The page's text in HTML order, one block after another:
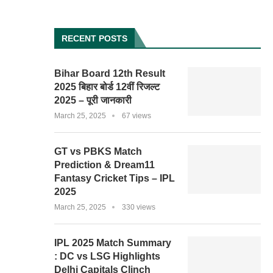
RECENT POSTS
Bihar Board 12th Result
2025 बिहार बोर्ड 12वीं रिजल्ट
2025 – पूरी जानकारी
March 25, 2025 67 views
GT vs PBKS Match
Prediction & Dream11
Fantasy Cricket Tips – IPL
2025
March 25, 2025 330 views
IPL 2025 Match Summary
: DC vs LSG Highlights
Delhi Capitals Clinch